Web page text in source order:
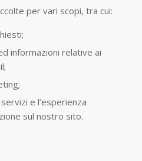
per vari scopi, tra cui:
informazioni relative ai
e l’esperienza
sul nostro sito.